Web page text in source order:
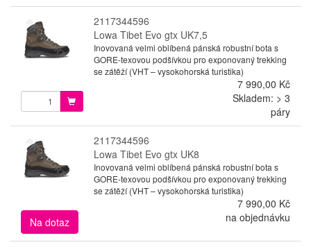
2117344596
Lowa Tibet Evo gtx UK7,5
Inovovaná velmi oblíbená pánská robustní bota s
GORE-texovou podšívkou pro exponovaný trekking
se zátěží (VHT – vysokohorská turistika)
7 990,00 Kč
Skladem: > 3
páry
2117344596
Lowa Tibet Evo gtx UK8
Inovovaná velmi oblíbená pánská robustní bota s
GORE-texovou podšívkou pro exponovaný trekking
se zátěží (VHT – vysokohorská turistika)
7 990,00 Kč
Na dotaz
na objednávku